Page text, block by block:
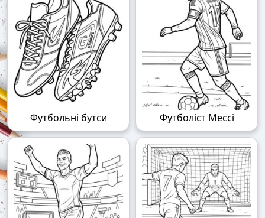
Футбольні бутси Футболіст Мессі